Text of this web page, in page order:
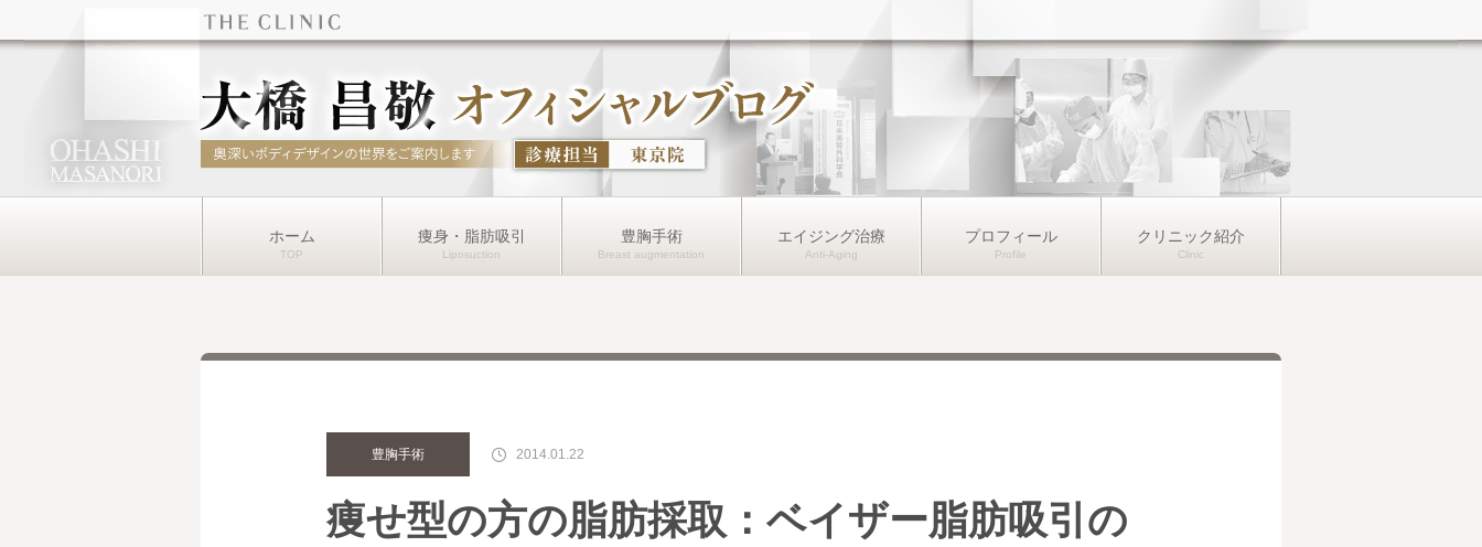
ホーム 痩身・脂肪吸引 豊胸手術 エイジング治療 プロフィール クリニック紹介
豊胸手術 2014.01.22
痩せ型の方の脂肪採取：ベイザー脂肪吸引の